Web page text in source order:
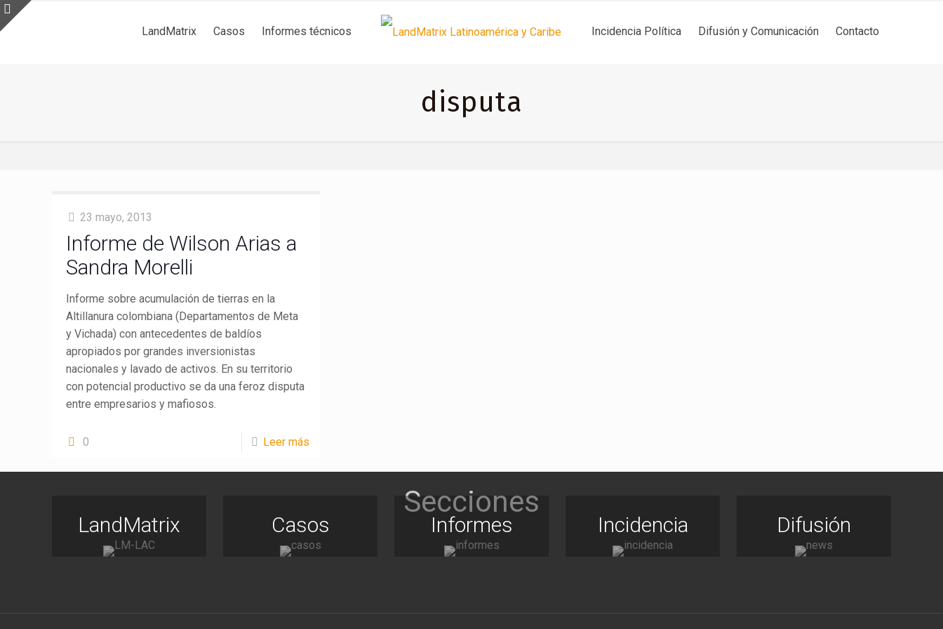
LandMatrix Casos Informes técnicos Incidencia Política Difusión y Comunicación Contacto
disputa
23 mayo, 2013
Informe de Wilson Arias a
Sandra Morelli
Informe sobre acumulación de tierras en la
Altillanura colombiana (Departamentos de Meta
y Vichada) con antecedentes de baldíos
apropiados por grandes inversionistas
nacionales y lavado de activos. En su territorio
con potencial productivo se da una feroz disputa
entre empresarios y mafiosos.
0 Leer más
LandMatrix Casos Informes Incidencia Difusión